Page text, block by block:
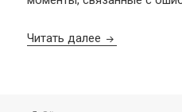
Читать далее C#: